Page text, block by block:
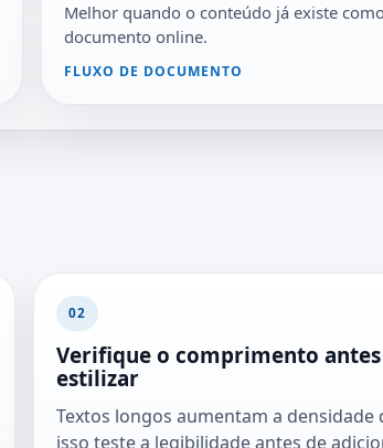
Melhor quando o conteúdo já existe
documento online.
FLUXO DE DOCUMENTO
02
Verifique o comprimento
estilizar
Textos longos aumentam a densidade
isso teste a legibilidade antes de